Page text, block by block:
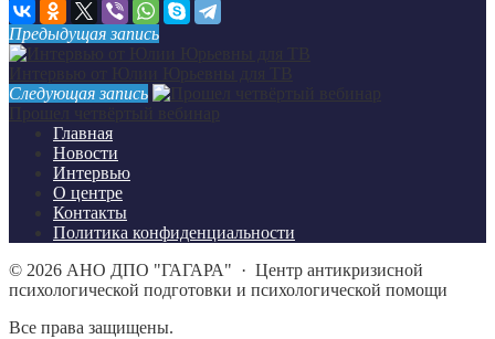
Предыдущая запись
Следующая запись
Главная
Новости
Интервью
О центре
Контакты
Политика конфиденциальности
© 2026 АНО ДПО "ГАГАРА" · Центр антикризисной
психологической подготовки и психологической помощи
Все права защищены.